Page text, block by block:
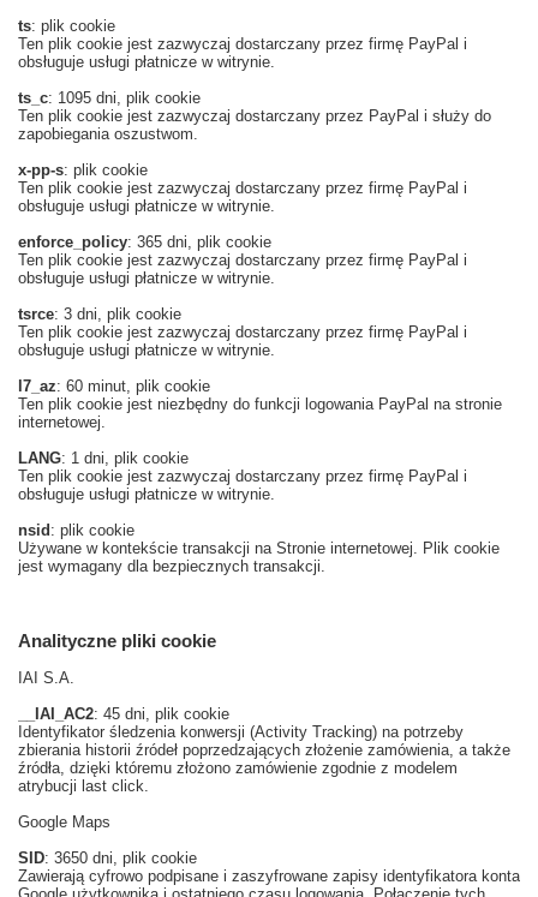
ts: plik cookie
Ten plik cookie jest zazwyczaj dostarczany przez firmę PayPal i
obsługuje usługi płatnicze w witrynie.
ts_c: 1095 dni, plik cookie
Ten plik cookie jest zazwyczaj dostarczany przez PayPal i służy do
zapobiegania oszustwom.
x-pp-s: plik cookie
Ten plik cookie jest zazwyczaj dostarczany przez firmę PayPal i
obsługuje usługi płatnicze w witrynie.
enforce_policy: 365 dni, plik cookie
Ten plik cookie jest zazwyczaj dostarczany przez firmę PayPal i
obsługuje usługi płatnicze w witrynie.
tsrce: 3 dni, plik cookie
Ten plik cookie jest zazwyczaj dostarczany przez firmę PayPal i
obsługuje usługi płatnicze w witrynie.
l7_az: 60 minut, plik cookie
Ten plik cookie jest niezbędny do funkcji logowania PayPal na stronie
internetowej.
LANG: 1 dni, plik cookie
Ten plik cookie jest zazwyczaj dostarczany przez firmę PayPal i
obsługuje usługi płatnicze w witrynie.
nsid : plik cookie
Używane w kontekście transakcji na Stronie internetowej. Plik cookie
jest wymagany dla bezpiecznych transakcji.
Analityczne pliki cookie
IAI S.A.
__IAI_AC2: 45 dni, plik cookie
Identyfikator śledzenia konwersji (Activity Tracking) na potrzeby
zbierania historii źródeł poprzedzających złożenie zamówienia, a także
źródła, dzięki któremu złożono zamówienie zgodnie z modelem
atrybucji last click.
Google Maps
SID: 3650 dni, plik cookie
Zawierają cyfrowo podpisane i zaszyfrowane zapisy identyfikatora konta